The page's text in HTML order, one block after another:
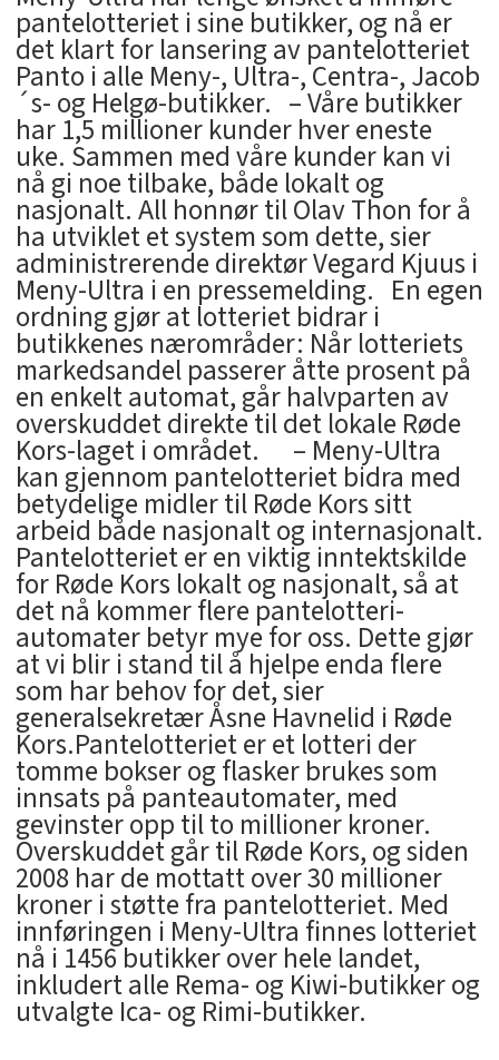
pantelotteriet i sine butikker, og nå er
det klart for lansering av pantelotteriet
Panto i alle Meny-, Ultra-, Centra-, Jacob
´s- og Helgø-butikker. – Våre butikker
har 1,5 millioner kunder hver eneste
uke. Sammen med våre kunder kan vi
nå gi noe tilbake, både lokalt og
nasjonalt. All honnør til Olav Thon for å
ha utviklet et system som dette, sier
administrerende direktør Vegard Kjuus i
Meny-Ultra i en pressemelding. En egen
ordning gjør at lotteriet bidrar i
butikkenes nærområder: Når lotteriets
markedsandel passerer åtte prosent på
en enkelt automat, går halvparten av
overskuddet direkte til det lokale Røde
Kors-laget i området. – Meny-Ultra
kan gjennom pantelotteriet bidra med
betydelige midler til Røde Kors sitt
arbeid både nasjonalt og internasjonalt.
Pantelotteriet er en viktig inntektskilde
for Røde Kors lokalt og nasjonalt, så at
det nå kommer flere pantelotteri-
automater betyr mye for oss. Dette gjør
at vi blir i stand til å hjelpe enda flere
som har behov for det, sier
generalsekretær Åsne Havnelid i Røde
Kors.Pantelotteriet er et lotteri der
tomme bokser og flasker brukes som
innsats på panteautomater, med
gevinster opp til to millioner kroner.
Overskuddet går til Røde Kors, og siden
2008 har de mottatt over 30 millioner
kroner i støtte fra pantelotteriet. Med
innføringen i Meny-Ultra finnes lotteriet
nå i 1456 butikker over hele landet,
inkludert alle Rema- og Kiwi-butikker og
utvalgte Ica- og Rimi-butikker.